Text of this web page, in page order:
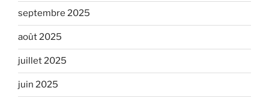
septembre 2025
août 2025
juillet 2025
juin 2025